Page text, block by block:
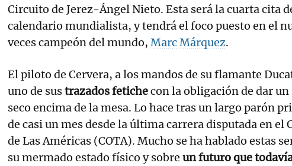
Circuito de Jerez-Ángel Nieto. Esta será la cuarta cita
calendario mundialista, y tendrá el foco puesto en el
veces campeón del mundo, Marc Márquez.
El piloto de Cervera, a los mandos de su flamante
uno de sustrazados fetichecon la obligación de dar un
seco encima de la mesa. Lo hace tras un largo parón
de casi un mes desde la última carrera disputada en el
de Las Américas (COTA). Mucho se ha hablado estas
su mermado estado físico y sobre un futuro que